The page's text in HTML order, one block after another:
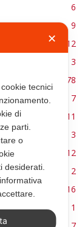
6
9
12
3
78
7
11
3
12
2
16
1
✕
tecnici
di
parti.
o
desiderati.